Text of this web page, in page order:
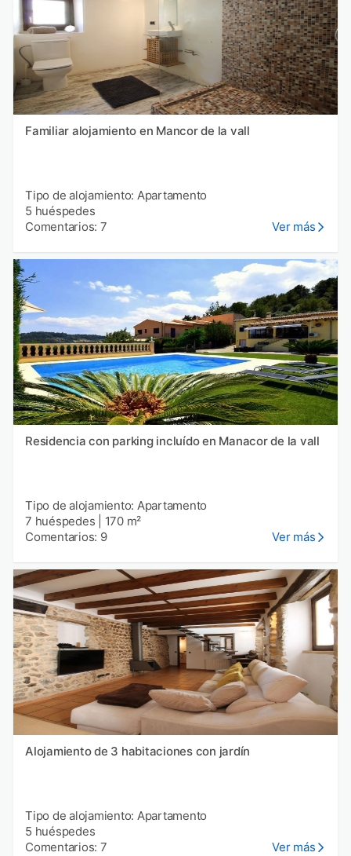
Familiar alojamiento en Mancor de la vall
Tipo de alojamiento: Apartamento
5 huéspedes
Comentarios: 7
Ver más
Residencia con parking incluído en Manacor de la vall
Tipo de alojamiento: Apartamento
7 huéspedes
170 m²
Comentarios: 9
Ver más
Alojamiento de 3 habitaciones con jardín
Tipo de alojamiento: Apartamento
5 huéspedes
Comentarios: 7
Ver más